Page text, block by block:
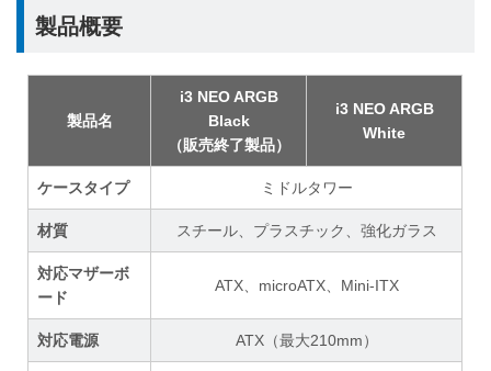
製品概要
製品名
i3 NEO ARGB
Black
（販売終了製品）
i3 NEO ARGB
White
ケースタイプ ミドルタワー
材質 スチール、プラスチック、強化ガラス
対応マザーボ
ード
ATX、microATX、Mini-ITX
対応電源 ATX（最大210mm）